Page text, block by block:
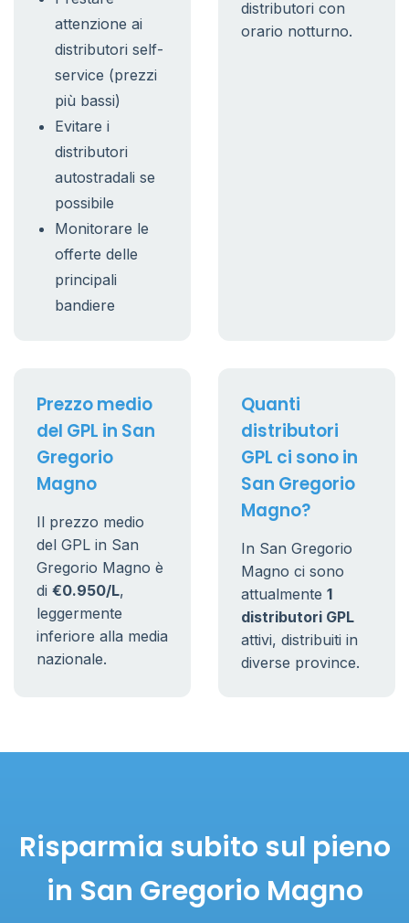
attenzione ai
distributori self-
service (prezzi
più bassi)
Evitare i
distributori
autostradali se
possibile
Monitorare le
offerte delle
principali
bandiere
distributori con
orario notturno.
Prezzo medio
del GPL in San
Gregorio
Magno
Il prezzo medio
del GPL in San
Gregorio Magno è
di €0.950/L,
leggermente
inferiore alla media
nazionale.
Quanti
distributori
GPL ci sono in
San Gregorio
Magno?
In San Gregorio
Magno ci sono
attualmente 1
distributori GPL
attivi, distribuiti in
diverse province.
Risparmia subito sul pieno
in San Gregorio Magno